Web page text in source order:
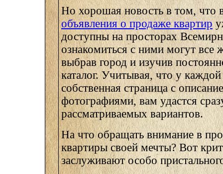
Но хорошая новость в том, что
объявления о продаже квартир
доступны на просторах
ознакомиться с ними могут все
выбрав город и изучив
каталог. Учитывая, что у каждой
собственная страница с
фотографиями, вам удастся
рассматриваемых вариантов.
На что обращать внимание в
квартиры своей мечты? Вот
заслуживают особо